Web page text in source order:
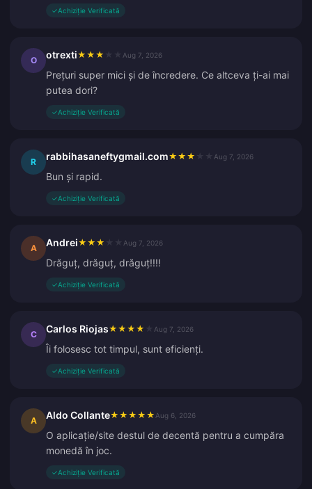
✓Achiziție Verificată
O otrexti★ ★ ★ Aug 7, 2026
Prețuri super mici și de încredere. Ce altceva ți-ai mai
putea dori?
✓Achiziție Verificată
R rabbihasaneftygmail.com★ ★ ★ Aug 7, 2026
Bun și rapid.
✓Achiziție Verificată
A Andrei★ ★ ★ Aug 7, 2026
Drăguț, drăguț, drăguț!!!!
✓Achiziție Verificată
C Carlos Riojas★ ★ ★ ★ Aug 7, 2026
Îi folosesc tot timpul, sunt eficienți.
✓Achiziție Verificată
A Aldo Collante★ ★ ★ ★ ★ Aug 6, 2026
O aplicație/site destul de decentă pentru a cumpăra
monedă în joc.
✓Achiziție Verificată